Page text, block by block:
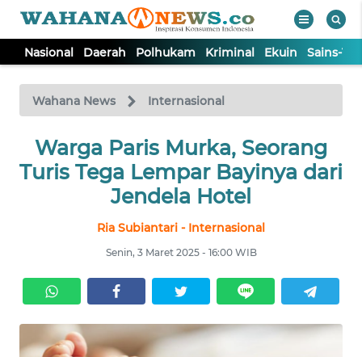
Nasional Daerah Polhukam Kriminal Ekuin Sains-
Wahana News Internasional
Warga Paris Murka, Seorang
Turis Tega Lempar Bayinya dari
Jendela Hotel
Ria Subiantari - Internasional
Senin, 3 Maret 2025 - 16:00 WIB
TV
Tutup
NASIONAL
KRIMINAL
EKUIN